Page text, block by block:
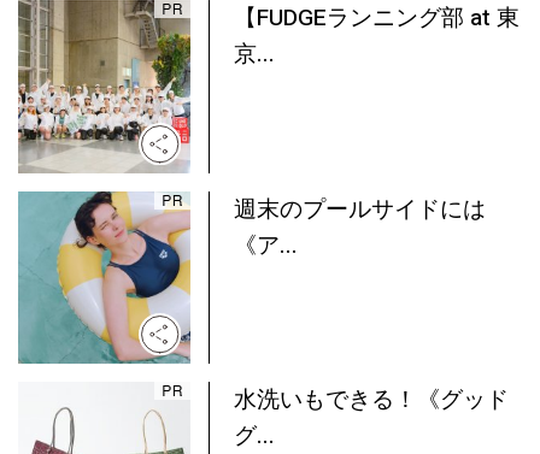
【FUDGEランニング部 at 東
京...
週末のプールサイドには
《ア...
水洗いもできる！《グッド
グ...